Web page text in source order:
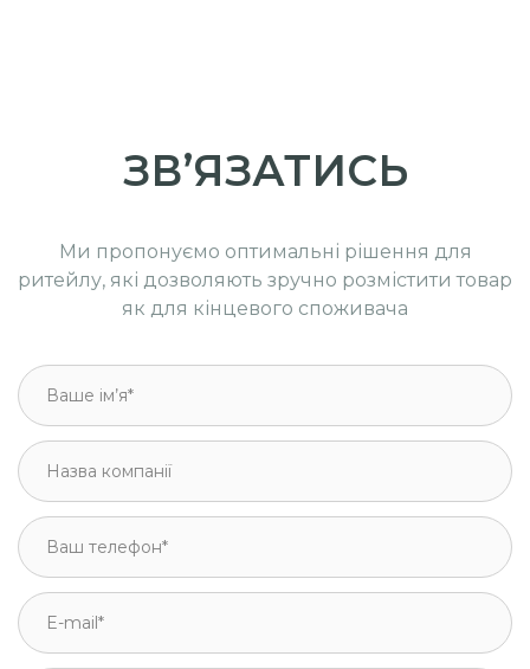
ЗВ’ЯЗАТИСЬ
Ми пропонуємо оптимальні рішення для
ритейлу, які дозволяють зручно розмістити товар
як для кінцевого споживача